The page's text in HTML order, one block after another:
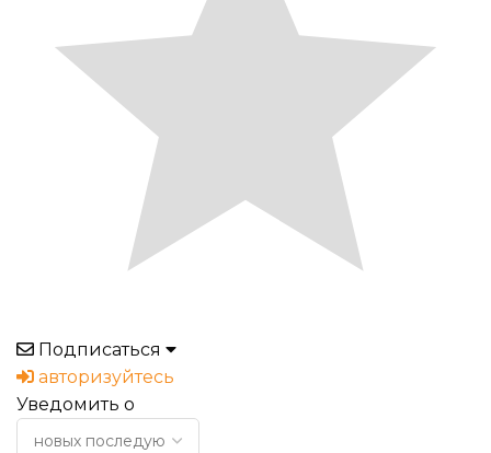
Подписаться
авторизуйтесь
Уведомить о